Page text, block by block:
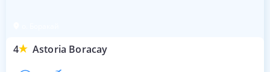
4 Astoria Boracay